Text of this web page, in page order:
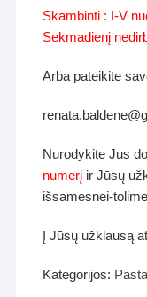
Skambinti : I-V
Sekmadienį
Arba pateikite
Nurodykite Jus
numerį ir Jūsų
išsamesnei-
Į Jūsų užklausą
Kategorijos: